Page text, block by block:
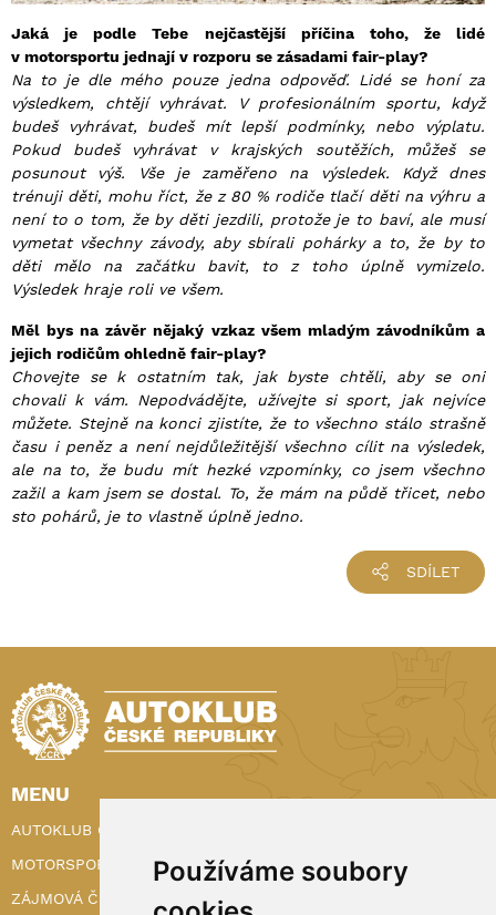
Používáme soubory
Jaká je podle Tebe nejčastější příčina toho, že lidé
v motorsportu jednají v rozporu se zásadami fair-play?
Na to je dle mého pouze jedna odpověď. Lidé se honí za
výsledkem, chtějí vyhrávat. V profesionálním sportu, když
budeš vyhrávat, budeš mít lepší podmínky, nebo výplatu.
Pokud budeš vyhrávat v krajských soutěžích, můžeš se
posunout výš. Vše je zaměřeno na výsledek. Když dnes
trénuji děti, mohu říct, že z 80 % rodiče tlačí děti na výhru a
není to o tom, že by děti jezdili, protože je to baví, ale musí
vymetat všechny závody, aby sbírali pohárky a to, že by to
děti mělo na začátku bavit, to z toho úplně vymizelo.
Výsledek hraje roli ve všem.
Měl bys na závěr nějaký vzkaz všem mladým závodníkům a
jejich rodičům ohledně fair-play?
Chovejte se k ostatním tak, jak byste chtěli, aby se oni
chovali k vám. Nepodvádějte, užívejte si sport, jak nejvíce
můžete. Stejně na konci zjistíte, že to všechno stálo strašně
času i peněz a není nejdůležitější všechno cílit na výsledek,
ale na to, že budu mít hezké vzpomínky, co jsem všechno
zažil a kam jsem se dostal. To, že mám na půdě třicet, nebo
sto pohárů, je to vlastně úplně jedno.
SDÍLET
MENU
AUTOKLUB ČR
MOTORSPORT
ZÁJMOVÁ ČINNOST